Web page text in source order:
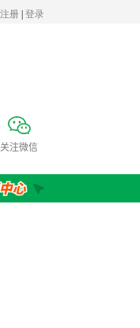
关注微信